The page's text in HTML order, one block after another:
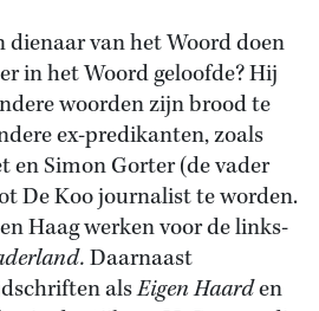
dienaar van het Woord doen
in het Woord geloofde? Hij
woorden zijn brood te
ex-predikanten, zoals
en Simon Gorter (de vader
De Koo journalist te worden.
Haag werken voor de links-
Daarnaast
alsEigen Haarden